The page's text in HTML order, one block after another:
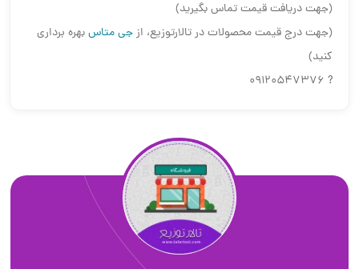
(جهت دریافت قیمت تماس بگیرید)
(جهت درج قیمت محصولات در تالارتوزیع، ازجی متاسبهره برداری
کنید)
? 09120547376